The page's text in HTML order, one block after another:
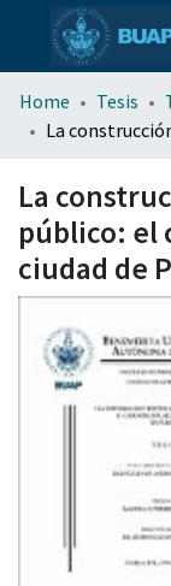
Home Tesis
La
público: el
ciudad de